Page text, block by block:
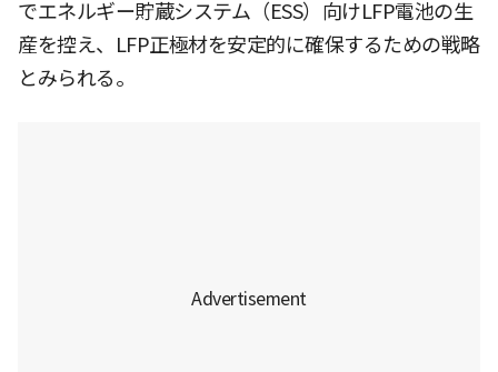
でエネルギー貯蔵システム（ESS）向けLFP電池の生
産を控え、LFP正極材を安定的に確保するための戦略
とみられる。